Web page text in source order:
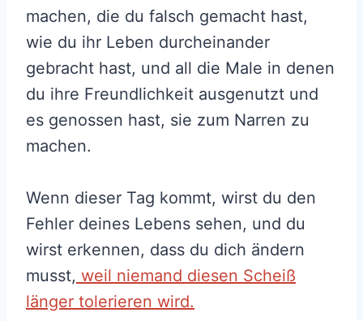
machen, die du falsch gemacht hast,
wie du ihr Leben durcheinander
gebracht hast, und all die Male in denen
du ihre Freundlichkeit ausgenutzt und
es genossen hast, sie zum Narren zu
machen.
Wenn dieser Tag kommt, wirst du den
Fehler deines Lebens sehen, und du
wirst erkennen, dass du dich ändern
musst, weil niemand diesen Scheiß
länger tolerieren wird.